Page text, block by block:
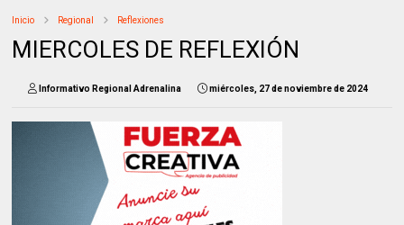
Inicio Regional Reflexiones
MIERCOLES DE REFLEXIÓN
Informativo Regional Adrenalina miércoles, 27 de noviembre de 2024